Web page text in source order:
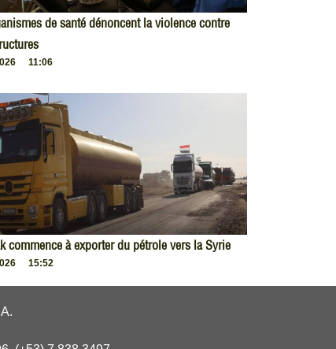
de santé dénoncent la violence contre
11:06
commence à exporter du pétrole vers la Syrie
15:52